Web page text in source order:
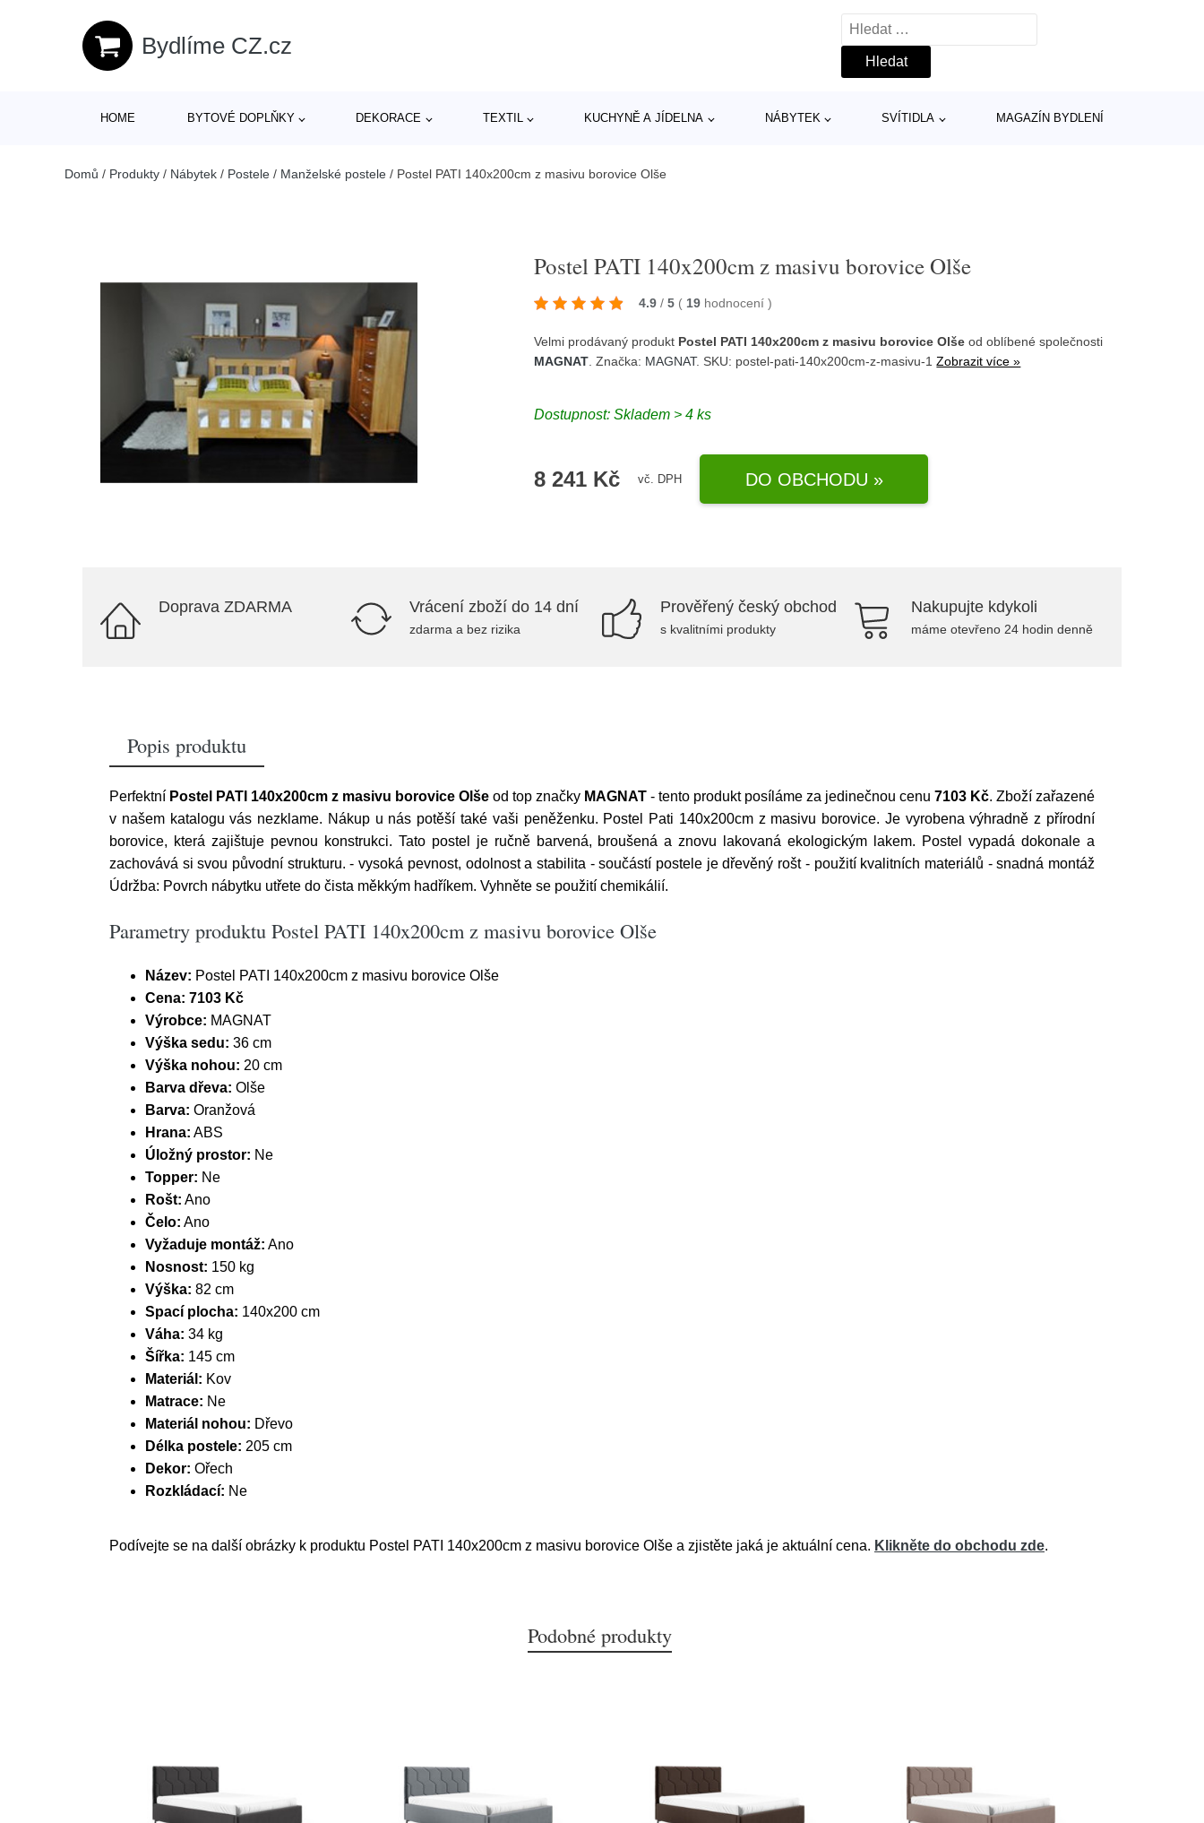
Bydlíme CZ.cz
Vyhledávání
HOME BYTOVÉ DOPLŇKY DEKORACE TEXTIL KUCHYNĚ A JÍDELNA NÁBYTEK SVÍTIDLA MAGAZÍN BYDLENÍ
Domů / Produkty / Nábytek / Postele / Manželské postele / Postel PATI 140x200cm z masivu borovice Olše
Postel PATI 140x200cm z masivu borovice Olše
4.9 / 5 ( 19 hodnocení)
Velmi prodávaný produkt Postel PATI 140x200cm z masivu borovice Olše od oblíbené společnosti
MAGNAT . Značka: MAGNAT. SKU: postel-pati-140x200cm-z-masivu-1Zobrazit více »
Dostupnost:Skladem > 4 ks
8 241 Kč vč. DPH DO OBCHODU »
Doprava ZDARMA Vrácení zboží do 14 dní
zdarma a bez rizika
Prověřený český obchod
s kvalitními produkty
Nakupujte kdykoli
máme otevřeno 24 hodin denně
Popis produktu
Perfektní Postel PATI 140x200cm z masivu borovice Olše od top značky MAGNAT - tento produkt posíláme za jedinečnou cenu 7103 Kč. Zboží zařazené
v našem katalogu vás nezklame. Nákup u nás potěší také vaši peněženku. Postel Pati 140x200cm z masivu borovice. Je vyrobena výhradně z přírodní
borovice, která zajištuje pevnou konstrukci. Tato postel je ručně barvená, broušená a znovu lakovaná ekologickým lakem. Postel vypadá dokonale a
zachovává si svou původní strukturu. - vysoká pevnost, odolnost a stabilita - součástí postele je dřevěný rošt - použití kvalitních materiálů - snadná montáž
Údržba: Povrch nábytku utřete do čista měkkým hadříkem. Vyhněte se použití chemikálií.
Parametry produktu Postel PATI 140x200cm z masivu borovice Olše
Název: Postel PATI 140x200cm z masivu borovice Olše
Cena: 7103 Kč
Výrobce: MAGNAT
Výška sedu: 36 cm
Výška nohou: 20 cm
Barva dřeva: Olše
Barva: Oranžová
Hrana: ABS
Úložný prostor: Ne
Topper: Ne
Rošt: Ano
Čelo: Ano
Vyžaduje montáž: Ano
Nosnost: 150 kg
Výška: 82 cm
Spací plocha: 140x200 cm
Váha: 34 kg
Šířka: 145 cm
Materiál: Kov
Matrace: Ne
Materiál nohou: Dřevo
Délka postele: 205 cm
Dekor: Ořech
Rozkládací: Ne
Podívejte se na další obrázky k produktu Postel PATI 140x200cm z masivu borovice Olše a zjistěte jaká je aktuální cena. Klikněte do obchodu zde.
Podobné produkty